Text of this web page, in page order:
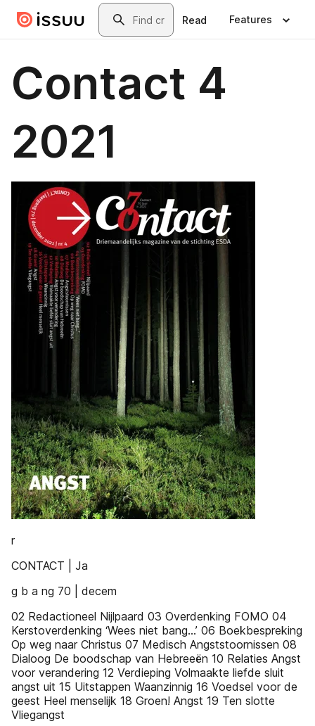
Skip to main contentSearch
Read Features
Contact 4
2021
r
CONTACT | Ja
g b a ng 70 | decem
02 Redactioneel Nijlpaard 03 Overdenking FOMO 04
Kerstoverdenking ‘Wees niet bang…’ 06 Boekbespreking
Op weg naar Christus 07 Medisch Angststoornissen 08
Dialoog De boodschap van Hebreeën 10 Relaties Angst
voor verandering 12 Verdieping Volmaakte liefde sluit
angst uit 15 Uitstappen Waanzinnig 16 Voedsel voor de
geest Heel menselijk 18 Groen! Angst 19 Ten slotte
Vliegangst